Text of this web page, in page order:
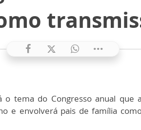
o tema do Congresso anual que a
e envolverá pais de família